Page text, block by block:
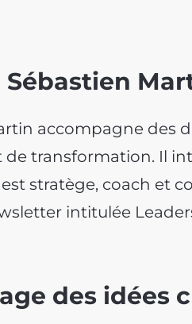
Sébastien
accompagne des
de transformation. Il
est stratège, coach et
intitulée
des idées